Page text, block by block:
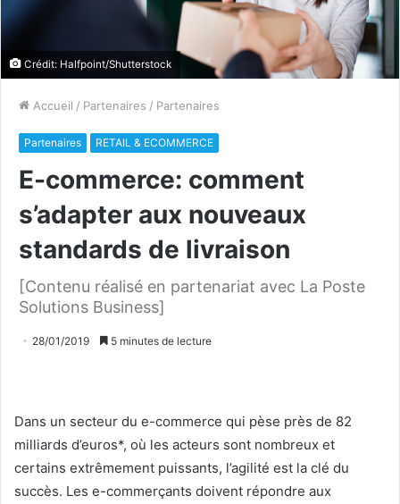
Crédit: Halfpoint/Shutterstock
Accueil / Partenaires / Partenaires
Partenaires RETAIL & ECOMMERCE
E-commerce: comment
s’adapter aux nouveaux
standards de livraison
[Contenu réalisé en partenariat avec La Poste
Solutions Business]
28/01/2019 5 minutes de lecture
Dans un secteur du e-commerce qui pèse près de 82
milliards d’euros*, où les acteurs sont nombreux et
certains extrêmement puissants, l’agilité est la clé du
succès. Les e-commerçants doivent répondre aux